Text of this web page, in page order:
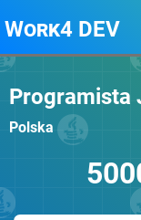
Work4 DEV
Programista
Polska